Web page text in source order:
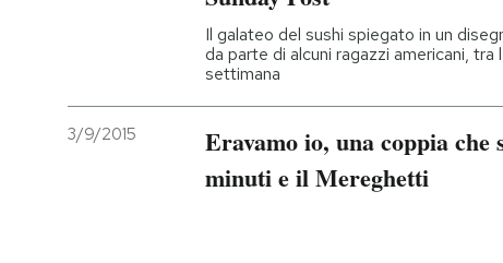
Il galateo del sushi spiegato in un
da parte di alcuni ragazzi americani,
settimana
3/9/2015
Eravamo io, una coppia che
minuti e il Mereghetti